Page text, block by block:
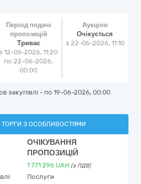
Період подачі
пропозицій
Триває
12-06-2026, 11:20
по 22-06-2026,
00:00
Аукціон
Очікується
з 22-06-2026, 11:10
закупівлі - по 19-06-2026, 00:00
ТОРГИ З ОСОБЛИВОСТЯМИ
ОЧІКУВАННЯ
ПРОПОЗИЦІЙ
1 771 296 UAH (з ПДВ)
Послуги